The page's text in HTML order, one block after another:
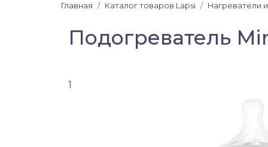
Главная Каталог товаров Lapsi Нагреватели
Подогреватель
1